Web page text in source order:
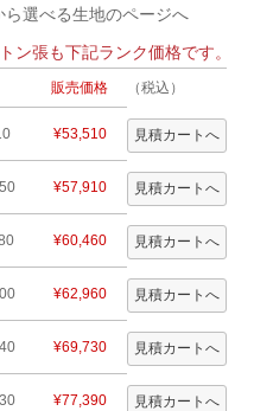
選べる生地のページへ
ン張も下記ランク価格です。
販売価格 （税込）
¥53,510
¥57,910
¥60,460
¥62,960
¥69,730
¥77,390